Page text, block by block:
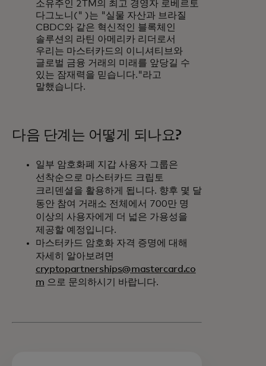
소유주인 2TM의 최고 경영자 로베르토
다그노니(" )는 "실물 자산과 브라질
CBDC와 같은 혁신적인 블록체인
솔루션의 라틴 아메리카 리더로서
우리는 마스터카드의 이니셔티브와
글로벌 금융 거래의 미래를 앞당길 수
있는 잠재력을 믿습니다."라고
말했습니다.
다음 단계는 어떻게 되나요?
일부 암호화폐 지갑 사용자 그룹은
선착순으로 마스터카드 크립토
크리덴셜을 활용하게 됩니다. 향후 몇 달
동안 참여 거래소 전체에서 700만 명
이상의 사용자에게 더 넓은 가용성을
제공할 예정입니다.
마스터카드 암호화 자격 증명에 대해
자세히 알아보려면
cryptopartnerships@mastercard.co
m 으로 문의하시기 바랍니다.